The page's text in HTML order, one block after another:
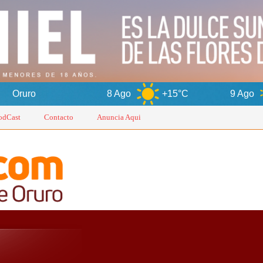
8 Ago +15°C 9 Ago +17°C
Contacto Anuncia Aqui